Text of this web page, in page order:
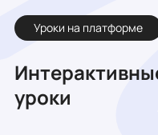
Уроки на платформе
уроки